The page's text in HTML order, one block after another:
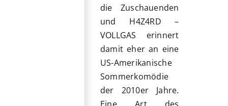
die Zuschauenden
und H4Z4RD –
VOLLGAS erinnert
damit eher an eine
US-Amerikanische
Sommerkomödie
der 2010er Jahre.